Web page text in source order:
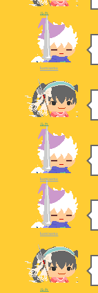
ルカ
kamisama
ルカ
kamisama
kamisama
ルカ